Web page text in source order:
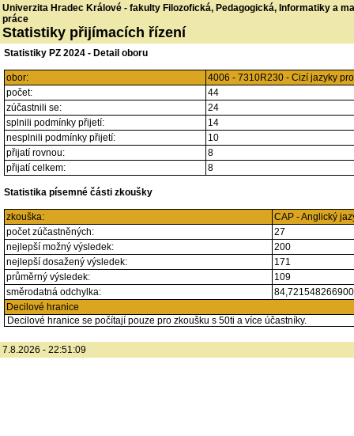
Univerzita Hradec Králové - fakulty Filozofická, Pedagogická, Informatiky a
práce
Statistiky přijímacích řízení
Statistiky PZ 2024 - Detail oboru
obor:
4006 - 7310R230 - Cizí jazyky
počet:
44
zúčastnili se:
24
splnili podmínky přijetí:
14
nesplnili podmínky přijetí:
10
přijatí rovnou:
8
přijatí celkem:
8
Statistika písemné části zkoušky
zkouška:
CAP - Anglický
počet zúčastněných:
27
nejlepší možný výsledek:
200
nejlepší dosažený výsledek:
171
průměrný výsledek:
109
směrodatná odchylka:
Decilové hranice
Decilové hranice se počítají pouze pro zkoušku s 50ti a více účastníky.
7.8.2026 - 22:51:09